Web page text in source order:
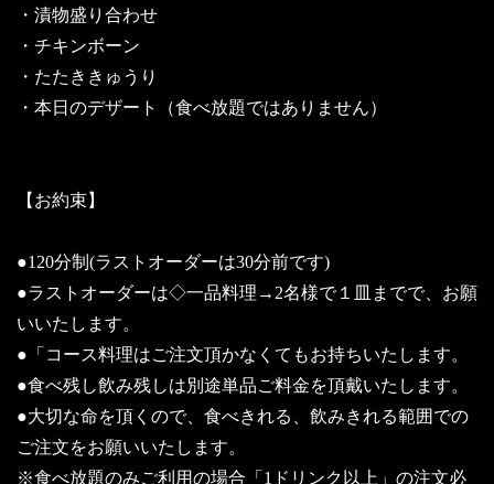
・漬物盛り合わせ
・チキンボーン
・たたききゅうり
・本日のデザート（食べ放題ではありません）
【お約束】
●120分制(ラストオーダーは30分前です)
●ラストオーダーは◇一品料理→2名様で１皿までで、お願
いいたします。
●「コース料理はご注文頂かなくてもお持ちいたします。
●食べ残し飲み残しは別途単品ご料金を頂戴いたします。
●大切な命を頂くので、食べきれる、飲みきれる範囲での
ご注文をお願いいたします。
※食べ放題のみご利用の場合「1ドリンク以上」の注文必